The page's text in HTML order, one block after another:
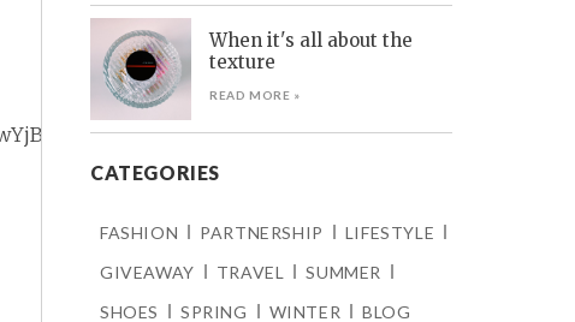
When it's all about the
texture
READ MORE »
CATEGORIES
FASHION PARTNERSHIP
LIFESTYLE
GIVEAWAY
TRAVEL
SUMMER
SHOES
SPRING WINTER BLOG